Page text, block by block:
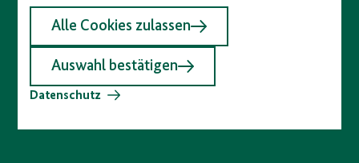
Alle Cookies zulassen
Auswahl bestätigen
Datenschutz